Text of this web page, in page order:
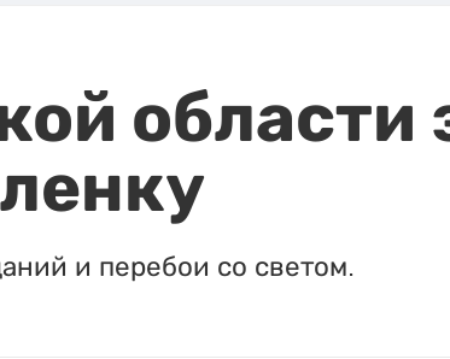
области
и перебои со светом.